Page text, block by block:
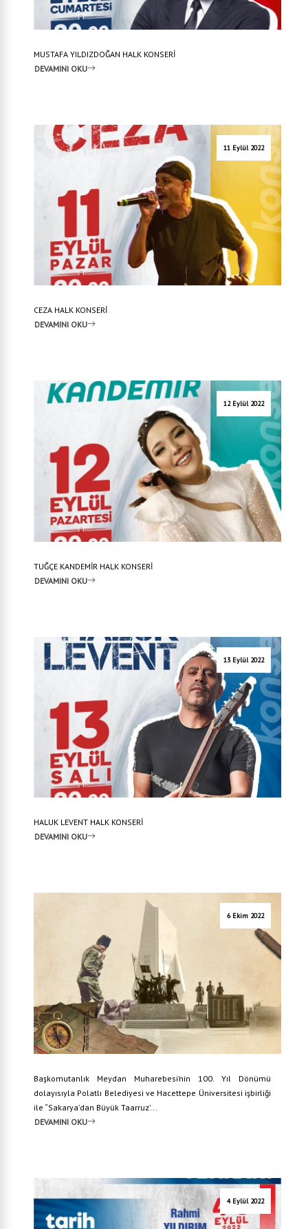
MUSTAFA YILDIZDOĞAN HALK KONSERİ
DEVAMINI OKU
11 Eylül 2022
CEZA HALK KONSERİ
DEVAMINI OKU
12 Eylül 2022
TUĞÇE KANDEMİR HALK KONSERİ
DEVAMINI OKU
13 Eylül 2022
HALUK LEVENT HALK KONSERİ
DEVAMINI OKU
6 Ekim 2022
Başkomutanlık Meydan Muharebesi’nin 100. Yıl Dönümü
dolayısıyla Polatlı Belediyesi ve Hacettepe Üniversitesi işbirliği
ile “Sakarya’dan Büyük Taarruz’...
DEVAMINI OKU
4 Eylül 2022